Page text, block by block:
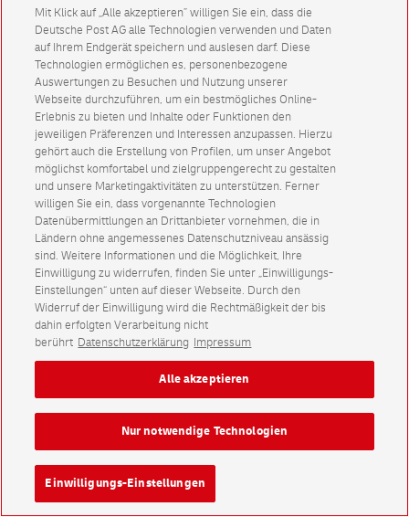
Mit Klick auf „Alle akzeptieren” willigen Sie ein, dass die
Deutsche Post AG alle Technologien verwenden und Daten
auf Ihrem Endgerät speichern und auslesen darf. Diese
Technologien ermöglichen es, personenbezogene
Auswertungen zu Besuchen und Nutzung unserer
Webseite durchzuführen, um ein bestmögliches Online-
Erlebnis zu bieten und Inhalte oder Funktionen den
jeweiligen Präferenzen und Interessen anzupassen. Hierzu
gehört auch die Erstellung von Profilen, um unser Angebot
möglichst komfortabel und zielgruppengerecht zu gestalten
und unsere Marketingaktivitäten zu unterstützen. Ferner
willigen Sie ein, dass vorgenannte Technologien
Datenübermittlungen an Drittanbieter vornehmen, die in
Ländern ohne angemessenes Datenschutzniveau ansässig
sind. Weitere Informationen und die Möglichkeit, Ihre
Einwilligung zu widerrufen, finden Sie unter „Einwilligungs-
Einstellungen“ unten auf dieser Webseite. Durch den
Widerruf der Einwilligung wird die Rechtmäßigkeit der bis
dahin erfolgten Verarbeitung nicht
berührt Datenschutzerklärung Impressum
Einwilligungs-Einstellungen
Nur notwendige Technologien
Alle akzeptieren